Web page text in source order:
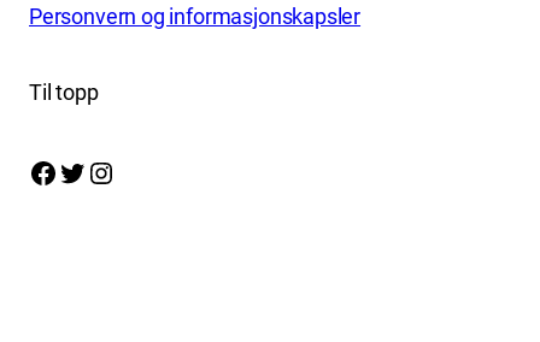
Personvern og informasjonskapsler
Til topp
Facebook Twitter Instagram